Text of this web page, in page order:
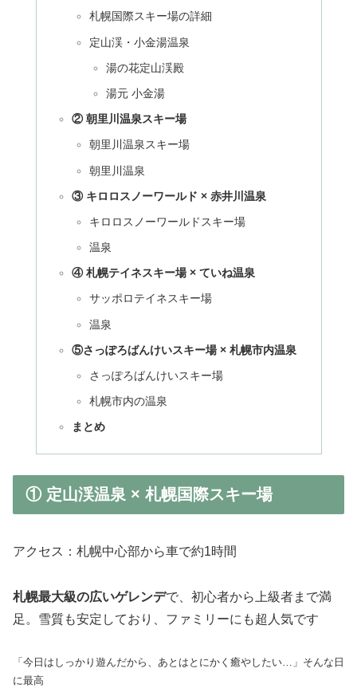
札幌国際スキー場の詳細
定山渓・小金湯温泉
湯の花定山渓殿
湯元 小金湯
② 朝里川温泉スキー場
朝里川温泉スキー場
朝里川温泉
③ キロロスノーワールド × 赤井川温泉
キロロスノーワールドスキー場
温泉
④ 札幌テイネスキー場 × ていね温泉
サッポロテイネスキー場
温泉
⑤さっぽろばんけいスキー場 × 札幌市内温泉
さっぽろばんけいスキー場
札幌市内の温泉
まとめ
① 定山渓温泉 × 札幌国際スキー場
アクセス：札幌中心部から車で約1時間
札幌最大級の広いゲレンデで、初心者から上級者まで満
足。雪質も安定しており、ファミリーにも超人気です
「今日はしっかり遊んだから、あとはとにかく癒やしたい…」そんな日
に最高